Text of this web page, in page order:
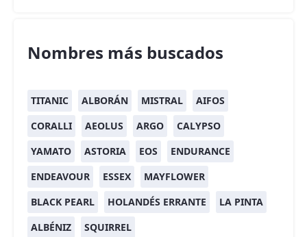
Nombres más buscados
TITANIC ALBORÁN MISTRAL
AIFOS
CORALLI
AEOLUS ARGO
CALYPSO
YAMATO
ASTORIA EOS
ENDURANCE
ENDEAVOUR
ESSEX
MAYFLOWER
BLACK PEARL
HOLANDÉS ERRANTE
LA PINTA
ALBÉNIZ
SQUIRREL